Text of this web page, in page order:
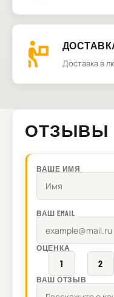
Доставка в
ОТЗЫВЫ
ВАШЕ ИМЯ
ВАШ EMAIL
ОЦЕНКА
1 2
ВАШ ОТЗЫВ